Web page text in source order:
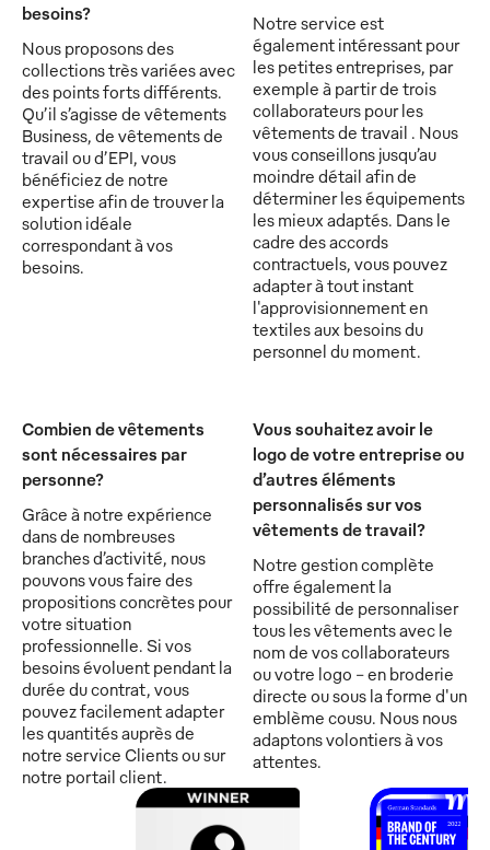
besoins?
Nous proposons des
collections très variées avec
des points forts différents.
Qu’il s’agisse de vêtements
Business, de vêtements de
travail ou d’EPI, vous
bénéficiez de notre
expertise afin de trouver la
solution idéale
correspondant à vos
besoins.
Notre service est
également intéressant pour
les petites entreprises, par
exemple à partir de trois
collaborateurs pour les
vêtements de travail . Nous
vous conseillons jusqu’au
moindre détail afin de
déterminer les équipements
les mieux adaptés. Dans le
cadre des accords
contractuels, vous pouvez
adapter à tout instant
l'approvisionnement en
textiles aux besoins du
personnel du moment.
Combien de vêtements
sont nécessaires par
personne?
Grâce à notre expérience
dans de nombreuses
branches d’activité, nous
pouvons vous faire des
propositions concrètes pour
votre situation
professionnelle. Si vos
besoins évoluent pendant la
durée du contrat, vous
pouvez facilement adapter
les quantités auprès de
notre service Clients ou sur
notre portail client.
Vous souhaitez avoir le
logo de votre entreprise ou
d’autres éléments
personnalisés sur vos
vêtements de travail?
Notre gestion complète
offre également la
possibilité de personnaliser
tous les vêtements avec le
nom de vos collaborateurs
ou votre logo - en broderie
directe ou sous la forme d'un
emblème cousu. Nous nous
adaptons volontiers à vos
attentes.